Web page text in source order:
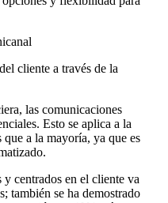
cliente a través de la
las comunicaciones
Esto se aplica a la
que a la mayoría, ya que es
y centrados en el cliente va
también se ha demostrado